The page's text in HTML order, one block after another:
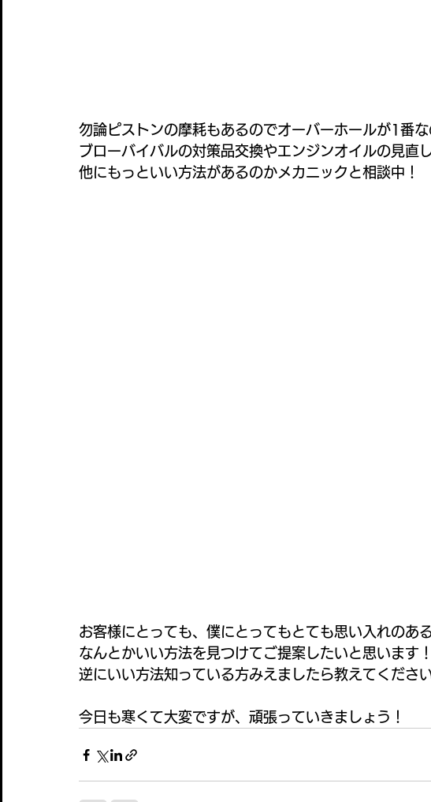
勿論ピストンの摩耗もあるのでオーバーホールが1番な
ブローバイバルの対策品交換やエンジンオイルの見直
他にもっといい方法があるのかメカニックと相談中！
お客様にとっても、僕にとってもとても思い入れのあ
なんとかいい方法を見つけてご提案したいと思います！
逆にいい方法知っている方みえましたら教えてくださ
今日も寒くて大変ですが、頑張っていきましょう！